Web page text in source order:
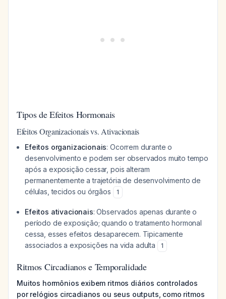
Tipos de Efeitos Hormonais
Efeitos Organizacionais vs. Ativacionais
Efeitos organizacionais: Ocorrem durante o
desenvolvimento e podem ser observados muito tempo
após a exposição cessar, pois alteram
permanentemente a trajetória de desenvolvimento de
células, tecidos ou órgãos
1
Efeitos ativacionais: Observados apenas durante o
período de exposição; quando o tratamento hormonal
cessa, esses efeitos desaparecem. Tipicamente
associados a exposições na vida adulta
1
Ritmos Circadianos e Temporalidade
Muitos hormônios exibem ritmos diários controlados
por relógios circadianos ou seus outputs, como ritmos